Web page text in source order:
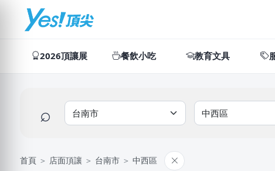
2026頂讓展 餐飲小吃 教育文具
⌕
首頁 ＞ 店面頂讓 ＞ 台南市 ＞ 中西區